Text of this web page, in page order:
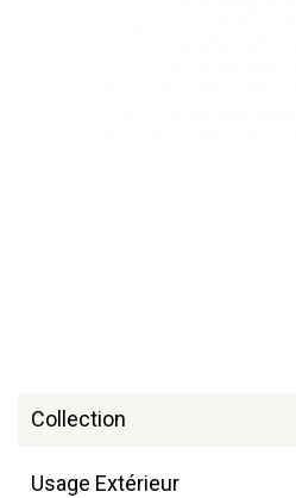
Collection
Usage Extérieur